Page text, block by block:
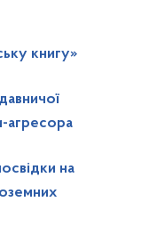
книгу»
агресора
на